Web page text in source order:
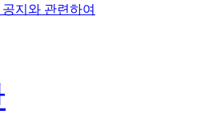
지와 관련하여